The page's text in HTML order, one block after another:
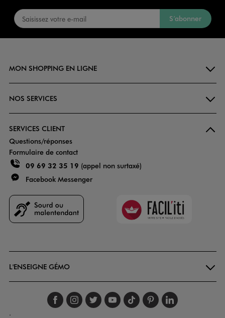
S’abonner
MON SHOPPING EN LIGNE
NOS SERVICES
SERVICES CLIENT
Questions/réponses
Formulaire de contact
09 69 32 35 19 (appel non surtaxé)
Facebook Messenger
Faciliti
L'ENSEIGNE GÉMO
Suivez-nous sur
Suivez-nous sur
Suivez-nous sur
Suivez-nous
Suivez-nous
Suivez-
.